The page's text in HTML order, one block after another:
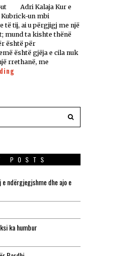
ut Adri Kalaja Kur e
Kubrick-un mbi
të tij, ai u përgjigj me një
mund ta kishte thënë
është për
është gjëja e cila nuk
rrethanë, me
POSTS
ndërgjegjshme dhe ajo e
ka humbur